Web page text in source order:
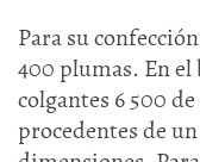
Para su
400 plumas. En el
colgantes 6 500
procedentes de